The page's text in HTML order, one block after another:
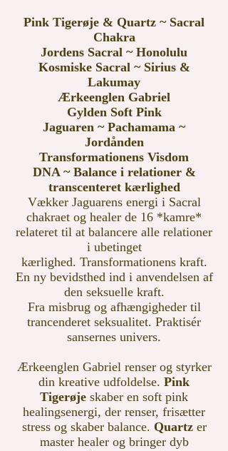
Pink Tigerøje & Quartz ~ Sacral
Chakra
Jordens Sacral ~ Honolulu
Kosmiske Sacral ~ Sirius &
Lakumay
Ærkeenglen Gabriel
Gylden Soft Pink
Jaguaren ~ Pachamama ~
Jordånden
Transformationens Visdom
DNA ~ Balance i relationer &
transcenteret kærlighed
Vækker Jaguarens energi i Sacral
chakraet og healer de 16 *kamre*
relateret til at balancere alle relationer
i ubetinget
kærlighed. Transformationens kraft.
En ny bevidsthed ind i anvendelsen af
den seksuelle kraft.
Fra misbrug og afhængigheder til
trancenderet seksualitet. Praktisér
sansernes univers.
Ærkeenglen Gabriel renser og styrker
din kreative udfoldelse. Pink
Tigerøje skaber en soft pink
healingsenergi, der renser, frisætter
stress og skaber balance. Quartzer
master healer og bringer dyb